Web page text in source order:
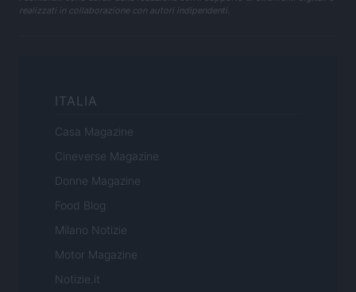
realizzati in collaborazione con autori indipendenti.
ITALIA
Casa Magazine
Cineverse Magazine
Donne Magazine
Food Blog
Milano Notizie
Motor Magazine
Notizie.it